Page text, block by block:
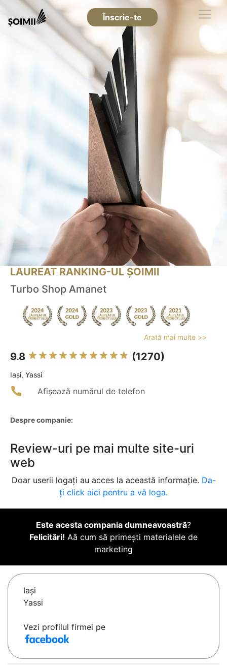
Înscrie-te
LAUREAT RANKING-UL ȘOIMII
Turbo Shop Amanet
Arată mai multe >>
9.8 (1270)
Iaşi, Yassi
Afișează numărul de telefon
Despre companie:
Review-uri pe mai multe site-uri
web
Doar userii logați au acces la această informație. Da-
ți click aici pentru a vă loga.
Este acesta compania dumneavoastră?
Felicitări! Aă cum să primești materialele de
marketing
Iaşi
Yassi
Vezi profilul firmei pe